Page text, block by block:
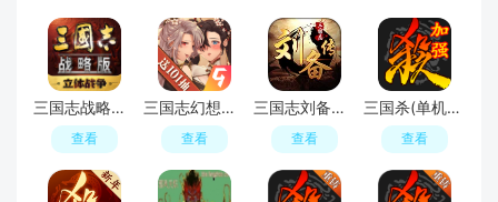
三国志战略版官服
查看
三国志幻想大陆九游渠道版客户端
查看
三国志刘备传最新手机版
查看
三国杀(单机版)3.6.1.1加强版
查看